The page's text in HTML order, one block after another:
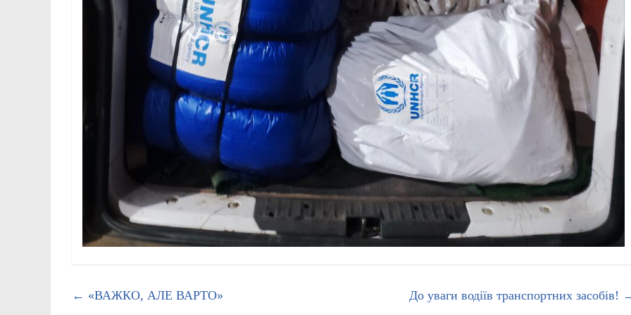
← «ВАЖКО, АЛЕ ВАРТО» До уваги водіїв транспортних засобів!